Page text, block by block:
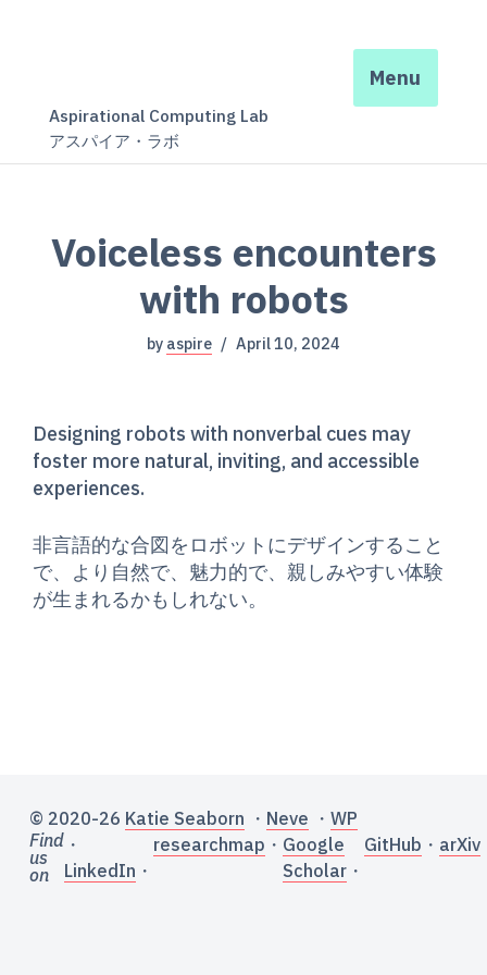
Aspirational Computing Lab
アスパイア・ラボ
Menu
Voiceless encounters
with robots
by aspire April 10, 2024
Designing robots with nonverbal cues may
foster more natural, inviting, and accessible
experiences.
非言語的な合図をロボットにデザインすること
で、より自然で、魅力的で、親しみやすい体験
が生まれるかもしれない。
© 2020-26 Katie Seaborn ・ Neve ・WP
Find
us
on
・
LinkedIn ・
researchmap ・ Google
Scholar ・
GitHub ・ arXiv